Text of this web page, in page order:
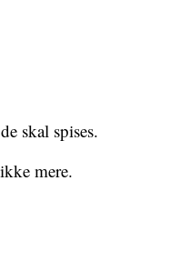
skal spises.
mere.